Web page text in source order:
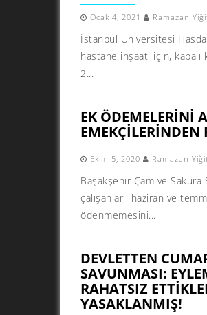
Ocak 4, 2021 Ramazan
İstanbul Üniversitesi
hastane inşaatı için, kapalı
2...
EK ÖDEMELERINI
EMEKÇILERINDEN
Ekim 5, 2020 Ramazan
Başakşehir Çam ve Sakura
çalışanları, haziran ve
ödenmemesini...
DEVLETTEN
SAVUNMASI:
RAHATSIZ
YASAKLANMIŞ!